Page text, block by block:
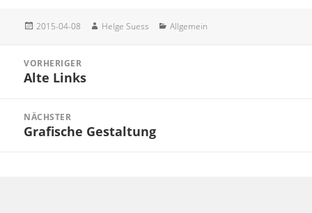
Veröffentlicht
2015-04-08 Autor
Helge Suess Kategorien
Allgemein
VORHERIGER
Vorheriger
Alte Links
NÄCHSTER
Nächster
Grafische Gestaltung